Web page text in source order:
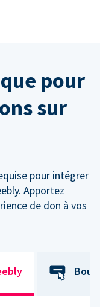
pour
sur
pour intégrer
Apportez
de don à vos